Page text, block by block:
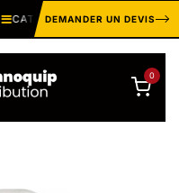
CATALOGUE INDUSTRIEL ·
DEMANDER UN DEVIS
0